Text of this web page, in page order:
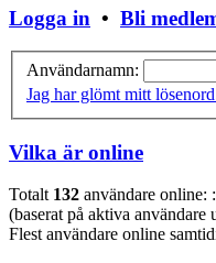
Logga in • Bli
Användarnamn:
Jag har glömt mitt
Vilka är online
Totalt 132 användare online:
(baserat på aktiva användare
Flest användare online